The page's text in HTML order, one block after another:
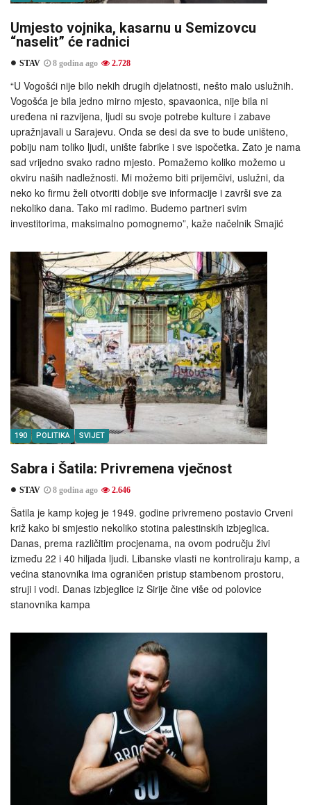
Umjesto vojnika, kasarnu u Semizovcu
“naselit” će radnici
STAV 8 godina ago 2.728
“U Vogošći nije bilo nekih drugih djelatnosti, nešto malo uslužnih.
Vogošća je bila jedno mirno mjesto, spavaonica, nije bila ni
uređena ni razvijena, ljudi su svoje potrebe kulture i zabave
upražnjavali u Sarajevu. Onda se desi da sve to bude uništeno,
pobiju nam toliko ljudi, unište fabrike i sve ispočetka. Zato je nama
sad vrijedno svako radno mjesto. Pomažemo koliko možemo u
okviru naših nadležnosti. Mi možemo biti prijemčivi, uslužni, da
neko ko firmu želi otvoriti dobije sve informacije i završi sve za
nekoliko dana. Tako mi radimo. Budemo partneri svim
investitorima, maksimalno pomognemo”, kaže načelnik Smajić
190 POLITIKA SVIJET
Sabra i Šatila: Privremena vječnost
STAV 8 godina ago 2.646
Šatila je kamp kojeg je 1949. godine privremeno postavio Crveni
križ kako bi smjestio nekoliko stotina palestinskih izbjeglica.
Danas, prema različitim procjenama, na ovom području živi
između 22 i 40 hiljada ljudi. Libanske vlasti ne kontroliraju kamp, a
većina stanovnika ima ograničen pristup stambenom prostoru,
struji i vodi. Danas izbjeglice iz Sirije čine više od polovice
stanovnika kampa